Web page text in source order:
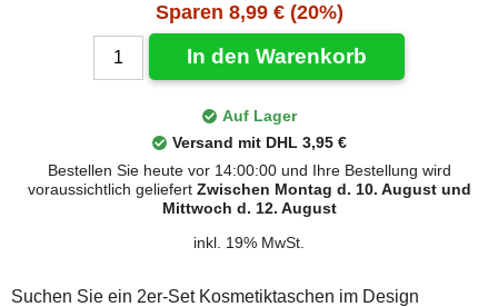
Sparen 8,99 € (20%)
In den Warenkorb
Auf Lager
Versand mit DHL 3,95 €
Bestellen Sie heute vor 14:00:00 und Ihre Bestellung wird
voraussichtlich geliefert Zwischen Montag d. 10. August und
Mittwoch d. 12. August
inkl. 19% MwSt.
Suchen Sie ein 2er-Set Kosmetiktaschen im Design